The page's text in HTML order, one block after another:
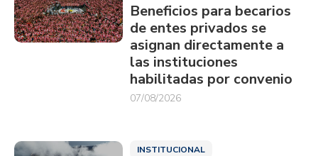
Beneficios para becarios
de entes privados se
asignan directamente a
las instituciones
habilitadas por convenio
07/08/2026
INSTITUCIONAL